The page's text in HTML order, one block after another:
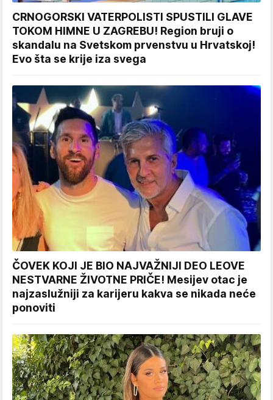
CRNOGORSKI VATERPOLISTI SPUSTILI GLAVE
TOKOM HIMNE U ZAGREBU! Region bruji o
skandalu na Svetskom prvenstvu u Hrvatskoj!
Evo šta se krije iza svega
ČOVEK KOJI JE BIO NAJVAŽNIJI DEO LEOVE
NESTVARNE ŽIVOTNE PRIČE! Mesijev otac je
najzaslužniji za karijeru kakva se nikada neće
ponoviti